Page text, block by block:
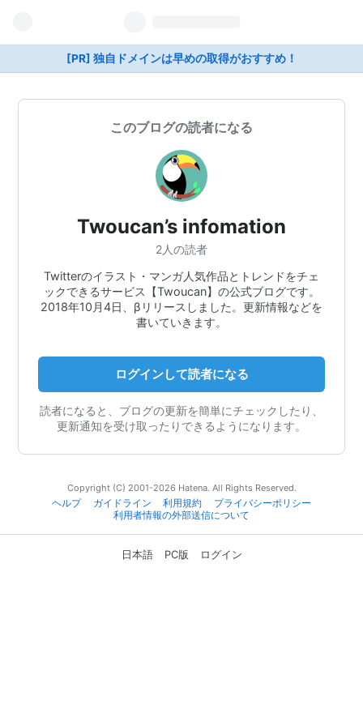
[PR] 独自ドメインは早めの取得がおすすめ！
このブログの読者になる
Twoucan’s infomation
2人の読者
Twitterのイラスト・マンガ人気作品とトレンドをチェ
ックできるサービス【Twoucan】の公式ブログです。
2018年10月4日、βリリースしました。更新情報などを
書いていきます。
ログインして読者になる
読者になると、ブログの更新を簡単にチェックしたり、
更新通知を受け取ったりできるようになります。
Copyright (C) 2001-2026 Hatena. All Rights Reserved.
ヘルプ
ガイドライン 利用規約
プライバシーポリシー
利用者情報の外部送信について
日本語 PC版 ログイン